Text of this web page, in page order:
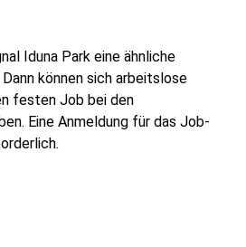
Iduna Park eine ähnliche
können sich arbeitslose
festen Job bei den
Eine Anmeldung für das Job-